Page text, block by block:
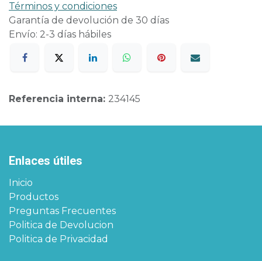
Términos y condiciones
Garantía de devolución de 30 días
Envío: 2-3 días hábiles
Referencia interna: 234145
Enlaces útiles
Inicio
Productos
Preguntas Frecuentes
Politica de Devolucion
Politica de Privacidad